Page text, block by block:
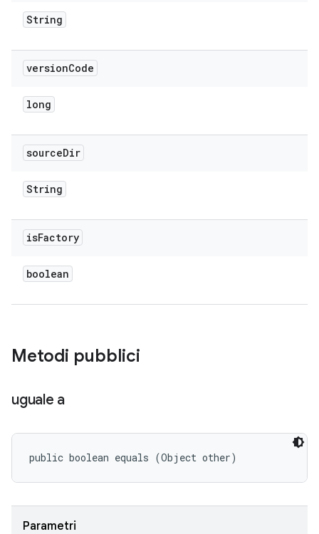
String
versionCode
long
sourceDir
String
isFactory
boolean
Metodi pubblici
uguale a
public boolean equals (Object other)
Parametri